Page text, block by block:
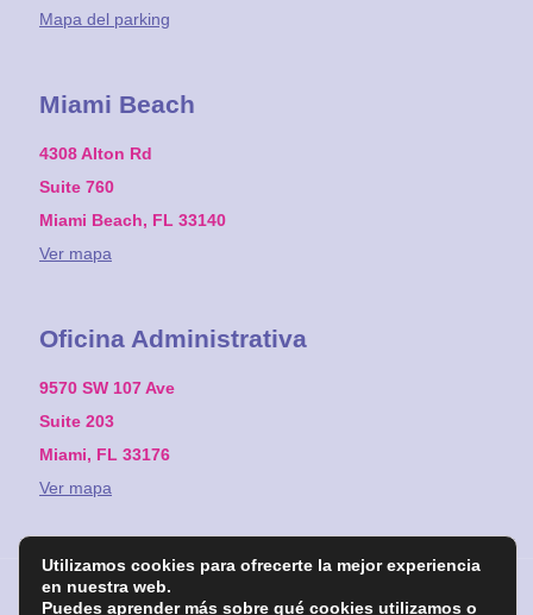
Mapa del parking
Miami Beach
4308 Alton Rd
Suite 760
Miami Beach, FL 33140
Ver mapa
Oficina Administrativa
9570 SW 107 Ave
Suite 203
Miami, FL 33176
Ver mapa
Utilizamos cookies para ofrecerte la mejor experiencia
en nuestra web.
Puedes aprender más sobre qué cookies utilizamos o